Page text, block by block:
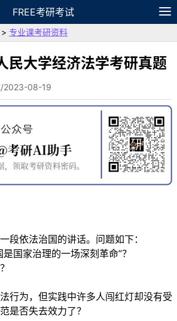
FREE考研考试
题 APP
> 专业课考研资料
民大学经济法学考研真题
/2023-08-19
段依法治国的讲话。问题如下：
国家治理的一场深刻革命”？
行为，但实践中许多人闯红灯却没有受
是否失去效力了？